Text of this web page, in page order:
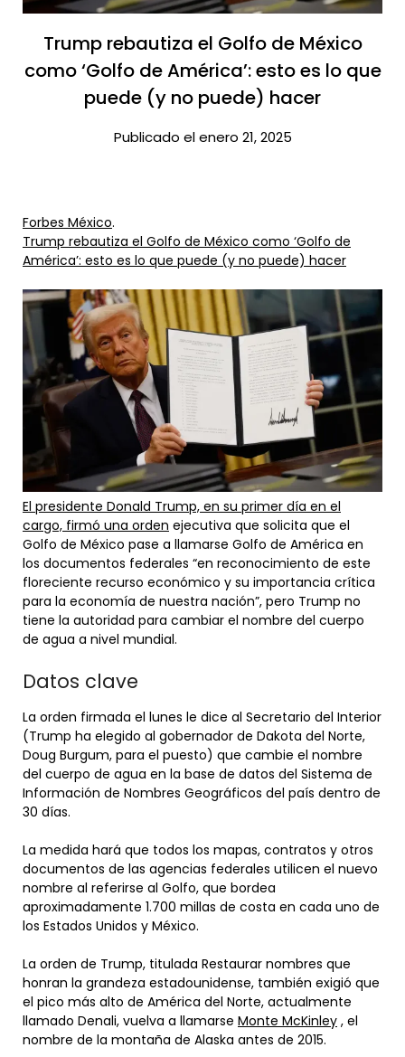
Trump rebautiza el Golfo de México
como ‘Golfo de América’: esto es lo que
puede (y no puede) hacer​
Publicado el enero 21, 2025
Forbes México.
Trump rebautiza el Golfo de México como ‘Golfo de
América’: esto es lo que puede (y no puede) hacer
El presidente Donald Trump, en su primer día en el
cargo, firmó una orden ejecutiva que solicita que el
Golfo de México pase a llamarse Golfo de América en
los documentos federales “en reconocimiento de este
floreciente recurso económico y su importancia crítica
para la economía de nuestra nación”, pero Trump no
tiene la autoridad para cambiar el nombre del cuerpo
de agua a nivel mundial.
Datos clave
La orden firmada el lunes le dice al Secretario del Interior
(Trump ha elegido al gobernador de Dakota del Norte,
Doug Burgum, para el puesto) que cambie el nombre
del cuerpo de agua en la base de datos del Sistema de
Información de Nombres Geográficos del país dentro de
30 días.
La medida hará que todos los mapas, contratos y otros
documentos de las agencias federales utilicen el nuevo
nombre al referirse al Golfo, que bordea
aproximadamente 1.700 millas de costa en cada uno de
los Estados Unidos y México.
La orden de Trump, titulada Restaurar nombres que
honran la grandeza estadounidense, también exigió que
el pico más alto de América del Norte, actualmente
llamado Denali, vuelva a llamarse Monte McKinley , el
nombre de la montaña de Alaska antes de 2015.